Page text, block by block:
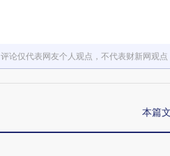
评论仅代表网友个人观点，不代表财新网观点
本篇